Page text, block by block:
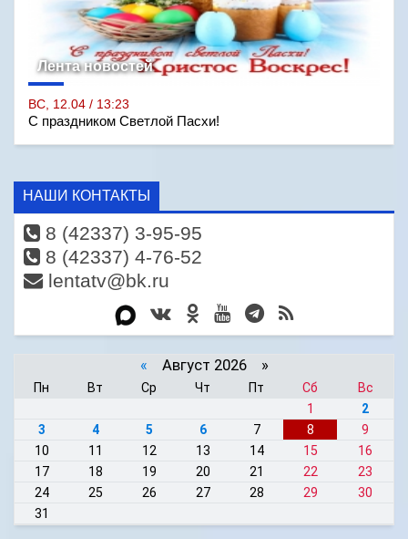
Лента новостей
ВС, 12.04 / 13:23
С праздником Светлой Пасхи!
НАШИ КОНТАКТЫ
8 (42337) 3-95-95
8 (42337) 4-76-52
lentatv@bk.ru
« Август 2026 »
Пн Вт Ср Чт Пт Сб
Вс
1
2
3
4 5 6 7 8
9
10
11 12 13 14 15
16
17
18 19 20 21 22
23
24
25 26 27 28 29
30
31